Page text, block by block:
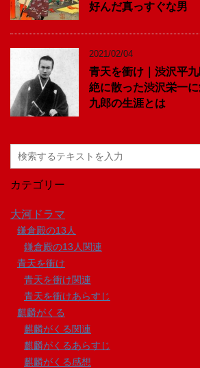
好んだ真っすぐな男
2021/02/04
青天を衝け｜渋沢平
絶に散った渋沢栄一
九郎の生涯とは
カテゴリー
大河ドラマ
鎌倉殿の13人
鎌倉殿の13人関連
青天を衝け
青天を衝け関連
青天を衝けあらすじ
麒麟がくる
麒麟がくる関連
麒麟がくるあらすじ
麒麟がくる感想